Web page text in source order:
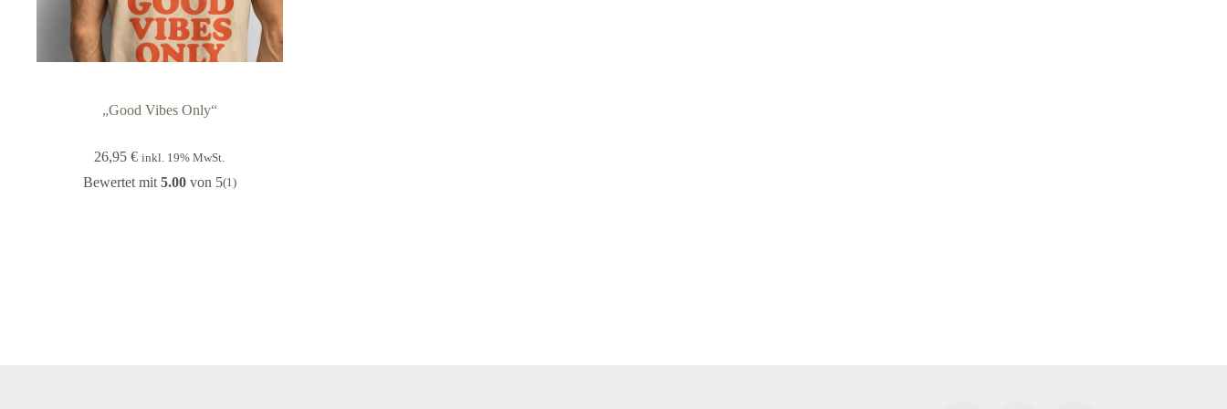
„Good Vibes Only“
26,95€ inkl. 19% MwSt.
Bewertet mit 5.00von 5(1)